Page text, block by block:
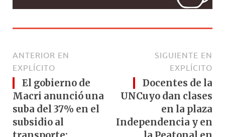
ANTERIOR EN
EXPLÍCITO
El gobierno de
Macri anunció una
suba del 37% en el
subsidio al
SIGUIENTE EN
EXPLÍCITO
Docentes de la
UNCuyo dan clases
en la plaza
Independencia y en